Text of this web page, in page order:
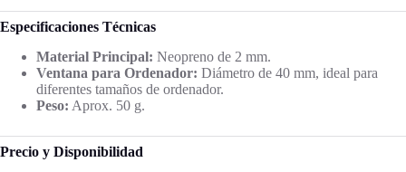
Especificaciones Técnicas
Material Principal: Neopreno de 2 mm.
Ventana para Ordenador: Diámetro de 40 mm, ideal para
diferentes tamaños de ordenador.
Peso: Aprox. 50 g.
Precio y Disponibilidad